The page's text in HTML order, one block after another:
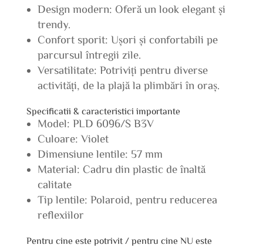
Design modern: Oferă un look elegant și
trendy.
Confort sporit: Ușori și confortabili pe
parcursul întregii zile.
Versatilitate: Potriviți pentru diverse
activități, de la plajă la plimbări în oraș.
Specificatii & caracteristici importante
Model: PLD 6096/S B3V
Culoare: Violet
Dimensiune lentile: 57 mm
Material: Cadru din plastic de înaltă
calitate
Tip lentile: Polaroid, pentru reducerea
reflexiilor
Pentru cine este potrivit / pentru cine NU este